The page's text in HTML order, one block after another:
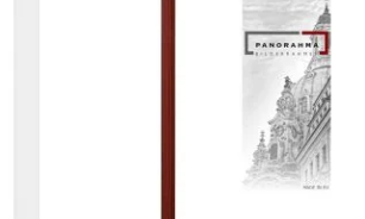
ZUR VERGLEICHSLISTE